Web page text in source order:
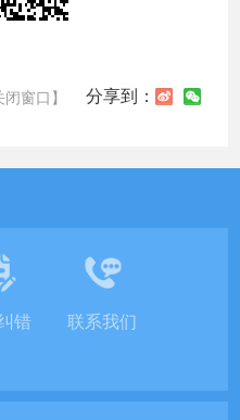
闭窗口】 分享到：
错 联系我们